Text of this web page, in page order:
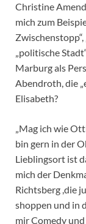
Christine
mich zum
„politische
Marburg als
Abendroth, die
Elisabeth?
„Mag ich wie
bin gern in der
Lieblingsort ist
mich der
Richtsberg ,die
shoppen und in
mir Comedy